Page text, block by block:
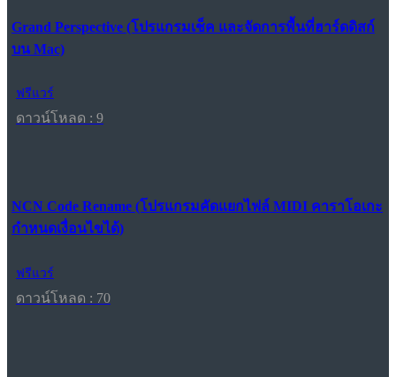
Grand Perspective (โปรแกรมเช็ค และจัดการพื้นที่ฮาร์ดดิสก์
บน Mac)
ฟรีแวร์
ดาวน์โหลด : 9
NCN Code Rename (โปรแกรมคัดแยกไฟล์ MIDI คาราโอเกะ
กำหนดเงื่อนไขได้)
ฟรีแวร์
ดาวน์โหลด : 70